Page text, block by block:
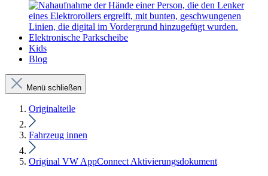
Elektronische Parkscheibe
Kids
Blog
Menü schließen
Originalteile
Fahrzeug innen
Original VW AppConnect Aktivierungsdokument